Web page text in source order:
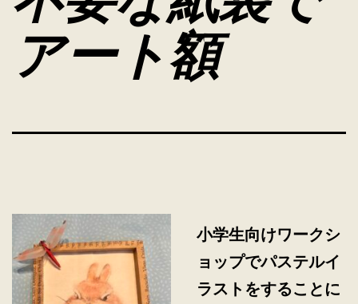
キ
アート額
小学生向けワークシ
ョップでパステルイ
ラストをすることに